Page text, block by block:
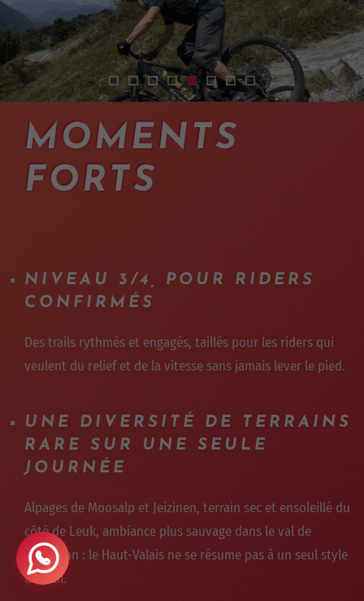
2512-shuttle-day-valais-with-a-guide
2512-shuttle-experience-mtb-valais-04
2512-mtb-shuttles-on-the-best-
2512-mountain-bike-shuttles-
2512-mountain-bike-
2512-enduro-bike-trail-
2512-bike-shuttles-
2512-navettes-
MOMENTS
FORTS
NIVEAU 3/4, POUR RIDERS
CONFIRMÉS
Des trails rythmés et engagés, taillés pour les riders qui
veulent du relief et de la vitesse sans jamais lever le pied.
UNE DIVERSITÉ DE TERRAINS
RARE SUR UNE SEULE
JOURNÉE
Alpages de Moosalp et Jeizinen, terrain sec et ensoleillé du
côté de Leuk, ambiance plus sauvage dans le val de
Turtmann : le Haut-Valais ne se résume pas à un seul style
de trail.